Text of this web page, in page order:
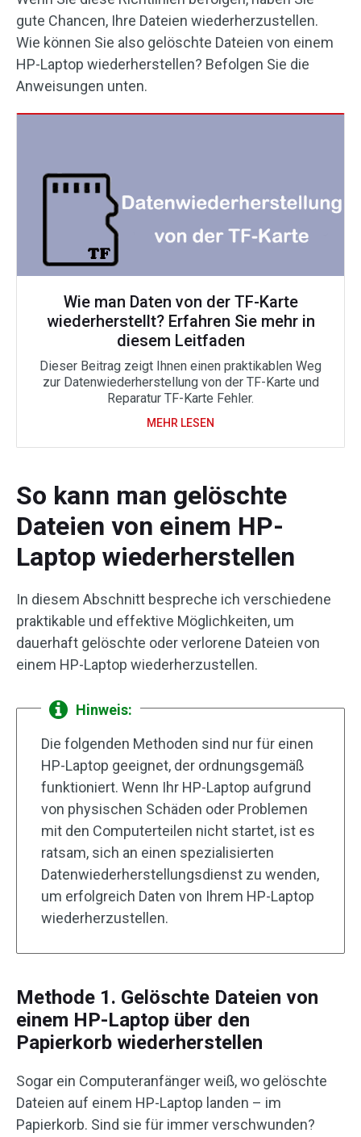
gute Chancen, Ihre Dateien wiederherzustellen.
Wie können Sie also gelöschte Dateien von einem
HP-Laptop wiederherstellen? Befolgen Sie die
Anweisungen unten.
Wie man Daten von der TF-Karte
wiederherstellt? Erfahren Sie mehr in
diesem Leitfaden
Dieser Beitrag zeigt Ihnen einen praktikablen Weg
zur Datenwiederherstellung von der TF-Karte und
Reparatur TF-Karte Fehler.
MEHR LESEN
So kann man gelöschte
Dateien von einem HP-
Laptop wiederherstellen
In diesem Abschnitt bespreche ich verschiedene
praktikable und effektive Möglichkeiten, um
dauerhaft gelöschte oder verlorene Dateien von
einem HP-Laptop wiederherzustellen.
Hinweis:
Die folgenden Methoden sind nur für einen
HP-Laptop geeignet, der ordnungsgemäß
funktioniert. Wenn Ihr HP-Laptop aufgrund
von physischen Schäden oder Problemen
mit den Computerteilen nicht startet, ist es
ratsam, sich an einen spezialisierten
Datenwiederherstellungsdienst zu wenden,
um erfolgreich Daten von Ihrem HP-Laptop
wiederherzustellen.
Methode 1. Gelöschte Dateien von
einem HP-Laptop über den
Papierkorb wiederherstellen
Sogar ein Computeranfänger weiß, wo gelöschte
Dateien auf einem HP-Laptop landen – im
Papierkorb. Sind sie für immer verschwunden?